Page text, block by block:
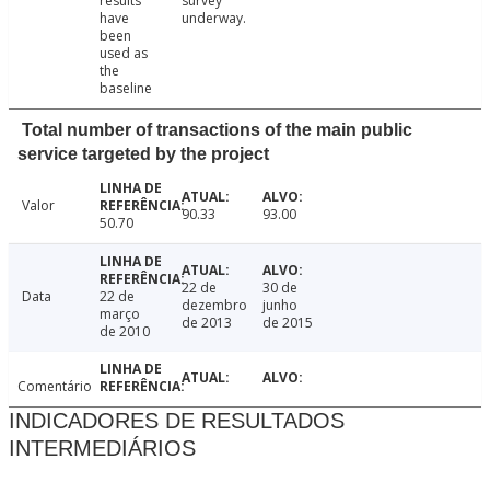
have
been
used as
the
baseline
underway.
Total number of transactions of the main public
service targeted by the project
Valor
50.70
90.33 93.00
Data
22 de
março
de 2010
22 de
dezembro
de 2013
30 de
junho
de 2015
Comentário
INDICADORES DE RESULTADOS
INTERMEDIÁRIOS